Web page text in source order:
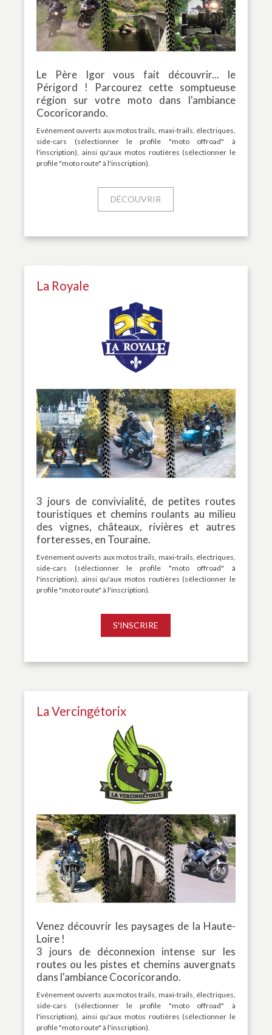
Le Père Igor vous fait découvrir... le
Périgord ! Parcourez cette somptueuse
région sur votre moto dans l'ambiance
Cocoricorando.
Evénement ouverts aux motos trails, maxi-trails, électriques,
side-cars (sélectionner le profile "moto offroad" à
l'inscription), ainsi qu'aux motos routières (sélectionner le
profile "moto route" à l'inscription).
DÉCOUVRIR
La Royale
3 jours de convivialité, de petites routes
touristiques et chemins roulants au milieu
des vignes, châteaux, rivières et autres
forteresses, en Touraine.
Evénement ouverts aux motos trails, maxi-trails, électriques,
side-cars (sélectionner le profile "moto offroad" à
l'inscription), ainsi qu'aux motos routières (sélectionner le
profile "moto route" à l'inscription).
S'INSCRIRE
La Vercingétorix
Venez découvrir les paysages de la Haute-
Loire !
3 jours de déconnexion intense sur les
routes ou les pistes et chemins auvergnats
dans l'ambiance Cocoricorando.
Evénement ouverts aux motos trails, maxi-trails, électriques,
side-cars (sélectionner le profile "moto offroad" à
l'inscription), ainsi qu'aux motos routières (sélectionner le
profile "moto route" à l'inscription).